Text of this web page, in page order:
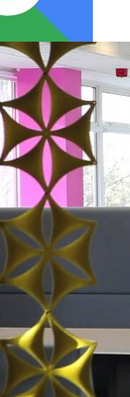
« Photoshop »